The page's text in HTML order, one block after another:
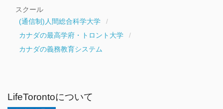
スクール
(通信制)人間総合科学大学
カナダの最高学府・トロント大学
カナダの義務教育システム
LifeTorontoについて